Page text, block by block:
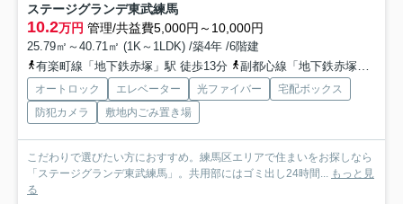
ステージグランデ東武練馬
10.2万円 管理/共益費5,000円～10,000円
25.79㎡～40.71㎡ (1K～1LDK) /築4年 /6階建
有楽町線「地下鉄赤塚」駅 徒歩13分
副都心線「地下鉄赤塚」駅 徒歩13分
オートロック エレベーター 光ファイバー
宅配ボックス
防犯カメラ
敷地内ごみ置き場
こだわりで選びたい方におすすめ。練馬区エリアで住まいをお探しなら
「ステージグランデ東武練馬」。共用部にはゴミ出し24時間... もっと見
る